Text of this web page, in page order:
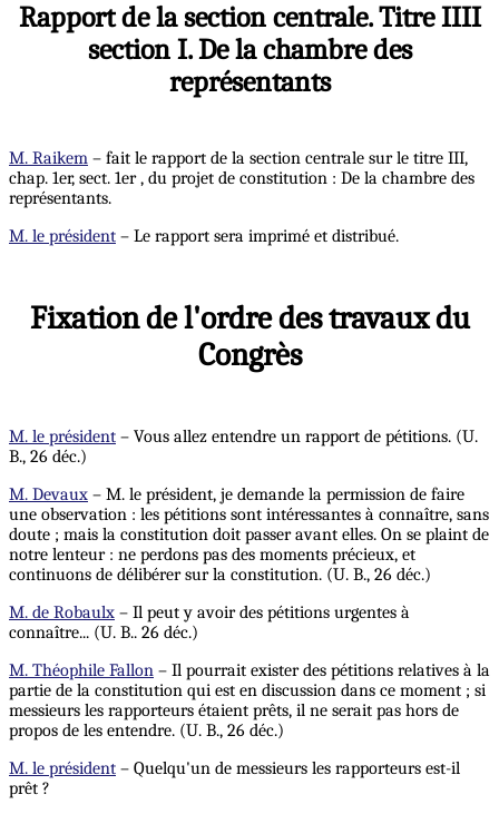
Rapport de la section centrale. Titre IIII
section I. De la chambre des
représentants
M. Raikem – fait le rapport de la section centrale sur le titre III,
chap. 1er, sect. 1er , du projet de constitution : De la chambre des
représentants.
M. le président – Le rapport sera imprimé et distribué.
Fixation de l'ordre des travaux du
Congrès
M. le président – Vous allez entendre un rapport de pétitions. (U.
B., 26 déc.)
M. Devaux – M. le président, je demande la permission de faire
une observation : les pétitions sont intéressantes à connaître, sans
doute ; mais la constitution doit passer avant elles. On se plaint de
notre lenteur : ne perdons pas des moments précieux, et
continuons de délibérer sur la constitution. (U. B., 26 déc.)
M. de Robaulx – Il peut y avoir des pétitions urgentes à
connaître... (U. B.. 26 déc.)
M. Théophile Fallon – Il pourrait exister des pétitions relatives à la
partie de la constitution qui est en discussion dans ce moment ; si
messieurs les rapporteurs étaient prêts, il ne serait pas hors de
propos de les entendre. (U. B., 26 déc.)
M. le président – Quelqu'un de messieurs les rapporteurs est-il
prêt ?